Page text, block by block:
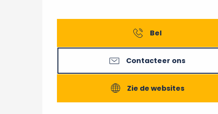
Bel
Contacteer ons
Zie de websites